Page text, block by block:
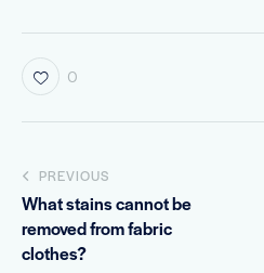
0
PREVIOUS
What stains cannot be
removed from fabric
clothes?